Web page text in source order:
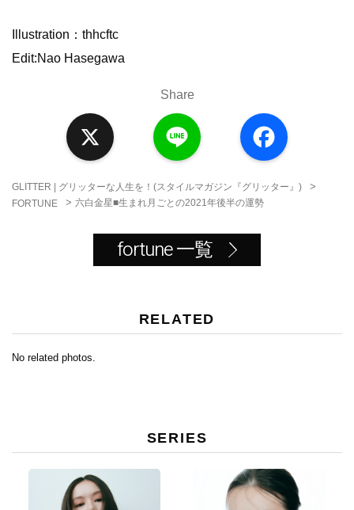
Illustration：thhcftc
Edit:Nao Hasegawa
Share
a
c
o
o
GLITTER | グリッターな人生を！(スタイルマガジン『グリッター』) >
FORTUNE > 六白金星■生まれ月ごとの2021年後半の運勢
fortune 一覧
RELATED
No related photos.
SERIES